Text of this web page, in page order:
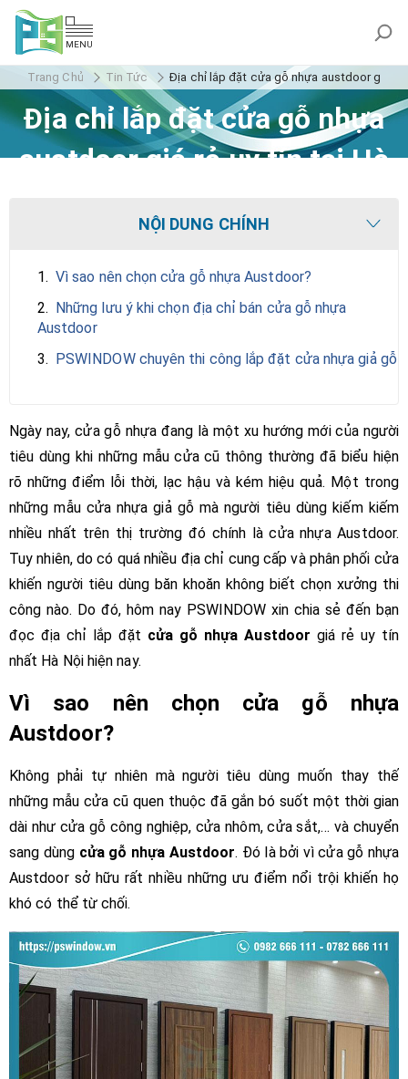
MENU
Trang Chủ Tin Tức Địa chỉ lắp đặt cửa gỗ nhựa austdoor giá rẻ
Địa chỉ lắp đặt cửa gỗ nhựa
austdoor giá rẻ uy tín tại Hà
NỘI DUNG CHÍNH
1. Vì sao nên chọn cửa gỗ nhựa Austdoor?
2. Những lưu ý khi chọn địa chỉ bán cửa gỗ nhựa
Austdoor
3. PSWINDOW chuyên thi công lắp đặt cửa nhựa giả gỗ
Ngày nay, cửa gỗ nhựa đang là một xu hướng mới của người
tiêu dùng khi những mẫu cửa cũ thông thường đã biểu hiện
rõ những điểm lỗi thời, lạc hậu và kém hiệu quả. Một trong
những mẫu cửa nhựa giả gỗ mà người tiêu dùng kiếm kiếm
nhiều nhất trên thị trường đó chính là cửa nhựa Austdoor.
Tuy nhiên, do có quá nhiều địa chỉ cung cấp và phân phối cửa
khiến người tiêu dùng băn khoăn không biết chọn xưởng thi
công nào. Do đó, hôm nay PSWINDOW xin chia sẻ đến bạn
đọc địa chỉ lắp đặt cửa gỗ nhựa Austdoor giá rẻ uy tín
nhất Hà Nội hiện nay.
Vì sao nên chọn cửa gỗ nhựa
Austdoor?
Không phải tự nhiên mà người tiêu dùng muốn thay thế
những mẫu cửa cũ quen thuộc đã gắn bó suốt một thời gian
dài như cửa gỗ công nghiệp, cửa nhôm, cửa sắt,… và chuyển
sang dùng cửa gỗ nhựa Austdoor. Đó là bởi vì cửa gỗ nhựa
Austdoor sở hữu rất nhiều những ưu điểm nổi trội khiến họ
khó có thể từ chối.